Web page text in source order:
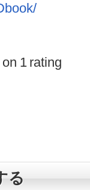
1rating
る